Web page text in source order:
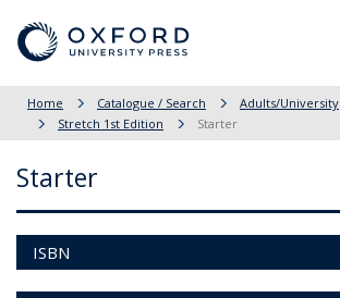
Home Catalogue / Search Adults/University
Stretch 1st Edition
Starter
Starter
ISBN